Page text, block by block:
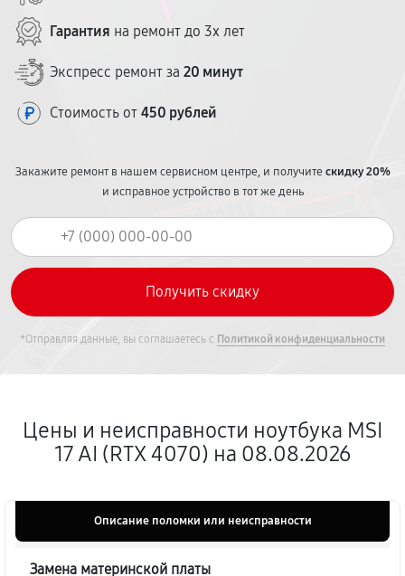
Гарантия на ремонт до 3х лет
Экспресс ремонт за 20 минут
Стоимость от 450 рублей
Закажите ремонт в нашем сервисном центре, и получитескидку 20%
и исправное устройство в тот же день
*Отправляя данные, вы соглашаетесь с Политикой конфиденциальности
Цены и неисправности ноутбука MSI
17 AI (RTX 4070) на 08.08.2026
Описание поломки или неисправности
Замена материнской платы